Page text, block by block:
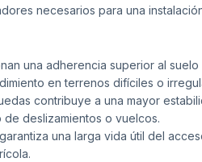
necesarios para una
una adherencia superior al
en terrenos difíciles o
contribuye a una mayor
deslizamientos o vuelcos.
una larga vida útil del